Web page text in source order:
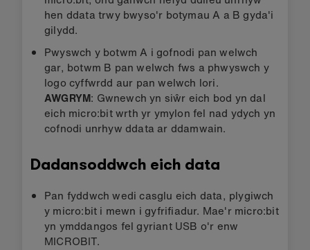
hen ddata trwy bwyso'r botymau A a B gyda'i
gilydd.
Pwyswch y botwm A i gofnodi pan welwch
gar, botwm B pan welwch fws a phwyswch y
logo cyffwrdd aur pan welwch lori.
AWGRYM: Gwnewch yn siŵr eich bod yn dal
eich micro:bit wrth yr ymylon fel nad ydych yn
cofnodi unrhyw ddata ar ddamwain.
Dadansoddwch eich data
Pan fyddwch wedi casglu eich data, plygiwch
y micro:bit i mewn i gyfrifiadur. Mae'r micro:bit
yn ymddangos fel gyriant USB o'r enw
MICROBIT.